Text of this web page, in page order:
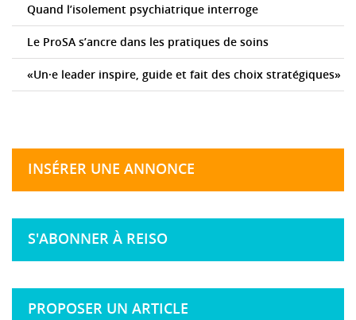
Quand l’isolement psychiatrique interroge
Le ProSA s’ancre dans les pratiques de soins
«Un·e leader inspire, guide et fait des choix stratégiques»
INSÉRER UNE ANNONCE
S'ABONNER À REISO
PROPOSER UN ARTICLE